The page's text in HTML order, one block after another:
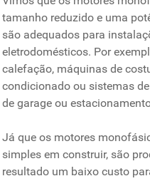
tamanho reduzido e uma
são adequados para
eletrodomésticos. Por
calefação, máquinas de
condicionado ou sistemas
de garage ou
Já que os motores
simples em construir, são
resultado um baixo custo